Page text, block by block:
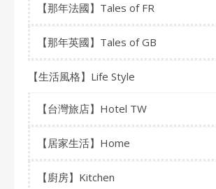
【那年法國】Tales of FR
【那年英國】Tales of GB
【生活風格】Life Style
【台灣旅店】Hotel TW
【居家生活】Home
【廚房】Kitchen